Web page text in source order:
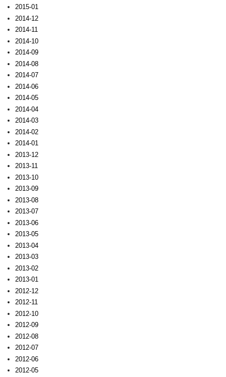
2015-01
2014-12
2014-11
2014-10
2014-09
2014-08
2014-07
2014-06
2014-05
2014-04
2014-03
2014-02
2014-01
2013-12
2013-11
2013-10
2013-09
2013-08
2013-07
2013-06
2013-05
2013-04
2013-03
2013-02
2013-01
2012-12
2012-11
2012-10
2012-09
2012-08
2012-07
2012-06
2012-05